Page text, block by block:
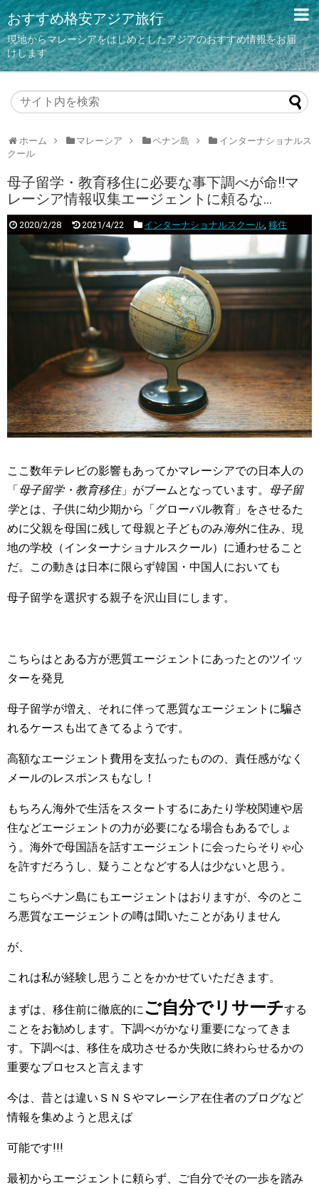
おすすめ格安アジア旅行
現地からマレーシアをはじめとしたアジアのおすすめ情報をお届
けします
ホーム マレーシア ペナン島
インターナショナルス
クール
母子留学・教育移住に必要な事下調べが命!!マ
レーシア情報収集エージェントに頼るな…
2020/2/28 2021/4/22 インターナショナルスクール,移住
ここ数年テレビの影響もあってかマレーシアでの日本人の
「 母子留学・教育移住」がブームとなっています。
母子留
学とは、子供に幼少期から「グローバル教育」をさせるた
めに父親を母国に残して母親と子どものみ海外に住み、現
地の学校（インターナショナルスクール）に通わせること
だ。この動きは日本に限らず韓国・中国人においても
母子留学を選択する親子を沢山目にします。
こちらはとある方が悪質エージェントにあったとのツイッ
ターを発見
母子留学が増え、それに伴って悪質なエージェントに騙さ
れるケースも出てきてるようです。
高額なエージェント費用を支払ったものの、責任感がなく
メールのレスポンスもなし！
もちろん海外で生活をスタートするにあたり学校関連や居
住などエージェントの力が必要になる場合もあるでしょ
う。海外で母国語を話すエージェントに会ったらそりゃ心
を許すだろうし、疑うことなどする人は少ないと思う。
こちらペナン島にもエージェントはおりますが、今のとこ
ろ悪質なエージェントの噂は聞いたことがありません
が、
これは私が経験し思うことをかかせていただきます。
まずは、移住前に徹底的にご自分でリサーチする
ことをお勧めします。下調べがかなり重要になってきま
す。下調べは、移住を成功させるか失敗に終わらせるかの
重要なプロセスと言えます
今は、昔とは違いＳＮＳやマレーシア在住者のブログなど
情報を集めようと思えば
可能です!!!
最初からエージェントに頼らず、ご自分でその一歩を踏み